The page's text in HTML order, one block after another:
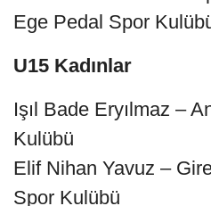
Ege Pedal Spor
U15 Kadınlar
Işıl Bade Eryılmaz –
Kulübü
Elif Nihan Yavuz –
Spor Kulübü